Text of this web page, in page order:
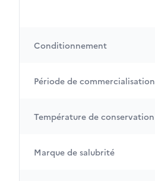
Conditionnement
Période de commercialisation
Température de conservation
Marque de salubrité